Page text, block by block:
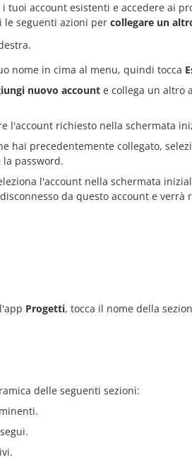
account esistenti e accedere ai
le seguenti azioni per collegare un
nome in cima al menu, quindi tocca
nuovo account e collega un altro
l'account richiesto nella schermata
hai precedentemente collegato,
password.
l'account nella schermata
da questo account e
Progetti, tocca il nome della
delle seguenti sezioni: